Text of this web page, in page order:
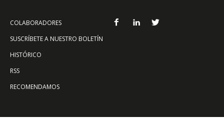
COLABORADORES
SUSCRÍBETE A NUESTRO BOLETÍN
HISTÓRICO
RSS
RECOMENDAMOS